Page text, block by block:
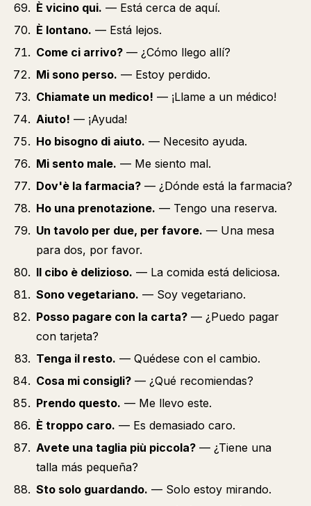
È vicino qui. — Está cerca de aquí.
È lontano. — Está lejos.
Come ci arrivo? — ¿Cómo llego allí?
Mi sono perso. — Estoy perdido.
Chiamate un medico! — ¡Llame a un médico!
Aiuto! — ¡Ayuda!
Ho bisogno di aiuto. — Necesito ayuda.
Mi sento male. — Me siento mal.
Dov'è la farmacia? — ¿Dónde está la farmacia?
Ho una prenotazione. — Tengo una reserva.
Un tavolo per due, per favore. — Una mesa
para dos, por favor.
Il cibo è delizioso. — La comida está deliciosa.
Sono vegetariano. — Soy vegetariano.
Posso pagare con la carta? — ¿Puedo pagar
con tarjeta?
Tenga il resto. — Quédese con el cambio.
Cosa mi consigli? — ¿Qué recomiendas?
Prendo questo. — Me llevo este.
È troppo caro. — Es demasiado caro.
Avete una taglia più piccola? — ¿Tiene una
talla más pequeña?
Sto solo guardando. — Solo estoy mirando.